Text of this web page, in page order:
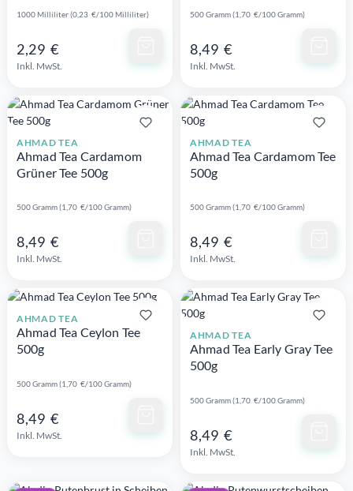
1000 Milliliter (0,23 €/100 Milliliter)
2,29 €
Inkl. MwSt.
500 Gramm (1,70 €/100 Gramm)
8,49 €
Inkl. MwSt.
AHMAD TEA
Ahmad Tea Cardamom
Grüner Tee 500g
500 Gramm (1,70 €/100 Gramm)
8,49 €
Inkl. MwSt.
AHMAD TEA
Ahmad Tea Cardamom Tee
500g
500 Gramm (1,70 €/100 Gramm)
8,49 €
Inkl. MwSt.
AHMAD TEA
Ahmad Tea Ceylon Tee
500g
500 Gramm (1,70 €/100 Gramm)
8,49 €
Inkl. MwSt.
AHMAD TEA
Ahmad Tea Early Gray Tee
500g
500 Gramm (1,70 €/100 Gramm)
8,49 €
Inkl. MwSt.